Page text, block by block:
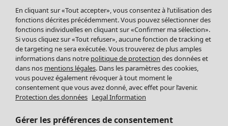
Leggings et collants
Accessoires
Chaussures
Vêtements de bain
Basics
Soldes Mobilier
Bonnes affaires déco
Décoration
Textiles
Tapis
Éponge
En cliquant sur «Tout accepter», vous consentez à l’utilisation des
fonctions décrites précédemment. Vous pouvez sélectionner des
fonctions individuelles en cliquant sur «Confirmer ma sélection».
Si vous cliquez sur «Tout refuser», aucune fonction de tracking et
de targeting ne sera exécutée. Vous trouverez de plus amples
informations dans notre politique de protection des données et
dans nos mentions légales. Dans les paramètres des cookies,
vous pouvez également révoquer à tout moment le
consentement que vous avez donné, avec effet pour l’avenir.
Protection des données Legal Information
Gérer les préférences de consentement